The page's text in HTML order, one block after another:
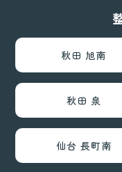
秋田 旭南
秋田 泉
仙台 長町南